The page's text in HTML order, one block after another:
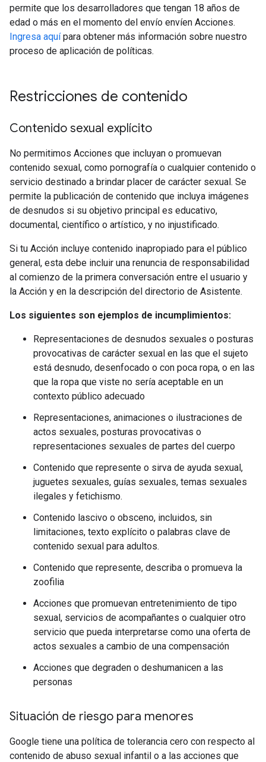
permite que los desarrolladores que tengan 18 años de
edad o más en el momento del envío envíen Acciones.
Ingresa aquípara obtener más información sobre nuestro
proceso de aplicación de políticas.
Restricciones de contenido
Contenido sexual explícito
No permitimos Acciones que incluyan o promuevan
contenido sexual, como pornografía o cualquier contenido o
servicio destinado a brindar placer de carácter sexual. Se
permite la publicación de contenido que incluya imágenes
de desnudos si su objetivo principal es educativo,
documental, científico o artístico, y no injustificado.
Si tu Acción incluye contenido inapropiado para el público
general, esta debe incluir una renuncia de responsabilidad
al comienzo de la primera conversación entre el usuario y
la Acción y en la descripción del directorio de Asistente.
Los siguientes son ejemplos de incumplimientos:
Representaciones de desnudos sexuales o posturas
provocativas de carácter sexual en las que el sujeto
está desnudo, desenfocado o con poca ropa, o en las
que la ropa que viste no sería aceptable en un
contexto público adecuado
Representaciones, animaciones o ilustraciones de
actos sexuales, posturas provocativas o
representaciones sexuales de partes del cuerpo
Contenido que represente o sirva de ayuda sexual,
juguetes sexuales, guías sexuales, temas sexuales
ilegales y fetichismo.
Contenido lascivo o obsceno, incluidos, sin
limitaciones, texto explícito o palabras clave de
contenido sexual para adultos.
Contenido que represente, describa o promueva la
zoofilia
Acciones que promuevan entretenimiento de tipo
sexual, servicios de acompañantes o cualquier otro
servicio que pueda interpretarse como una oferta de
actos sexuales a cambio de una compensación
Acciones que degraden o deshumanicen a las
personas
Situación de riesgo para menores
Google tiene una política de tolerancia cero con respecto al
contenido de abuso sexual infantil o a las acciones que